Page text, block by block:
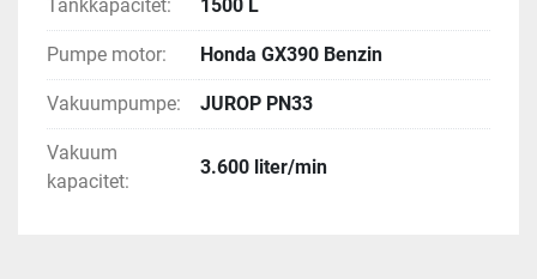
Tankkapacitet: 1500 L
Pumpe motor: Honda GX390 Benzin
Vakuumpumpe: JUROP PN33
Vakuum
kapacitet:
3.600 liter/min